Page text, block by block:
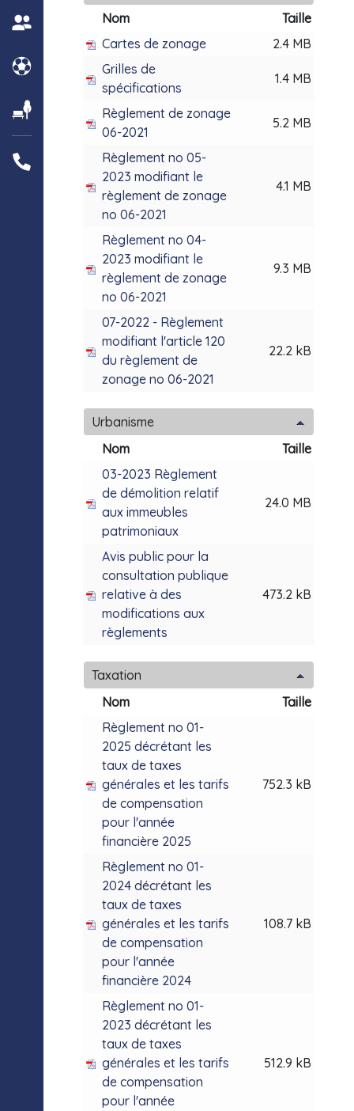
Nom
Taille
Cartes de zonage
2.4 MB
Grilles de
spécifications
1.4 MB
Règlement de zonage
06-2021
5.2 MB
Règlement no 05-
2023 modifiant le
règlement de zonage
no 06-2021
4.1 MB
Règlement no 04-
2023 modifiant le
règlement de zonage
no 06-2021
9.3 MB
07-2022 - Règlement
modifiant l'article 120
du règlement de
zonage no 06-2021
22.2 kB
Urbanisme
Nom
Taille
03-2023 Règlement
de démolition relatif
aux immeubles
patrimoniaux
24.0 MB
Avis public pour la
consultation publique
relative à des
modifications aux
règlements
473.2 kB
Taxation
Nom
Taille
Règlement no 01-
2025 décrétant les
taux de taxes
générales et les tarifs
de compensation
pour l'année
financière 2025
752.3 kB
Règlement no 01-
2024 décrétant les
taux de taxes
générales et les tarifs
de compensation
pour l'année
financière 2024
108.7 kB
Règlement no 01-
2023 décrétant les
taux de taxes
générales et les tarifs
de compensation
pour l'année
512.9 kB